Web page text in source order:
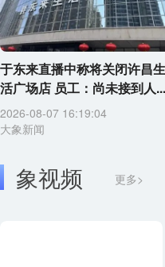
于东来直播中称将关闭许昌生
活广场店 员工：尚未接到人...
2026-08-07 16:19:04
大象新闻
象视频 更多>